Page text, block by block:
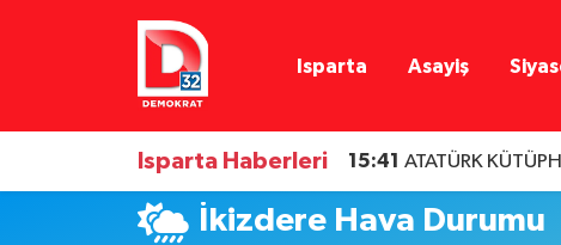
Isparta Asayiş
Isparta Haberleri 15:41 ATATÜRK
İkizdere Hava Durumu
Isparta Nöbetçi Eczaneler
Isparta Hava Durumu
Isparta Namaz Vakitleri